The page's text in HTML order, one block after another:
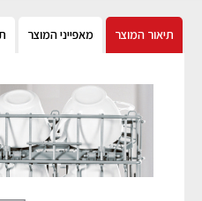
תיאור המוצר מאפייני המוצר